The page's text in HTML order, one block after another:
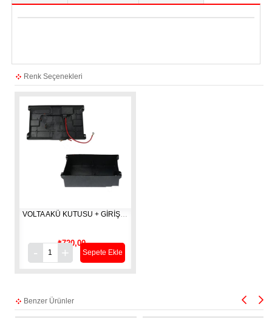
Renk Seçenekleri
VOLTA AKÜ KUTUSU + GİRİŞ SOKETİ [ VSM ]
₺720,00
Sepete Ekle
Benzer Ürünler